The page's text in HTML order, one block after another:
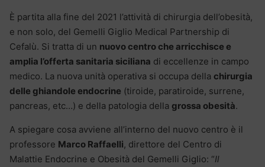
È partita alla fine del 2021 l’attività di chirurgia dell’obesità,
e non solo, del Gemelli Giglio Medical Partnership di
Cefalù. Si tratta di un nuovo centro che arricchisce e
amplia l’offerta sanitaria siciliana di eccellenze in campo
medico. La nuova unità operativa si occupa della chirurgia
delle ghiandole endocrine (tiroide, paratiroide, surrene,
pancreas, etc…) e della patologia della grossa obesità.
A spiegare cosa avviene all’interno del nuovo centro è il
professore Marco Raffaelli, direttore del Centro di
Malattie Endocrine e Obesità del Gemelli Giglio: “Il